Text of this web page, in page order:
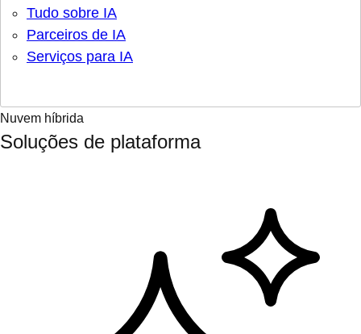
Tudo sobre IA
Parceiros de IA
Serviços para IA
Nuvem híbrida
Soluções de plataforma